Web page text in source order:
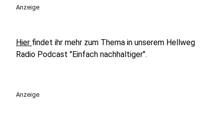
Anzeige
Hier findet ihr mehr zum Thema in unserem Hellweg
Radio Podcast "Einfach nachhaltiger".
Anzeige